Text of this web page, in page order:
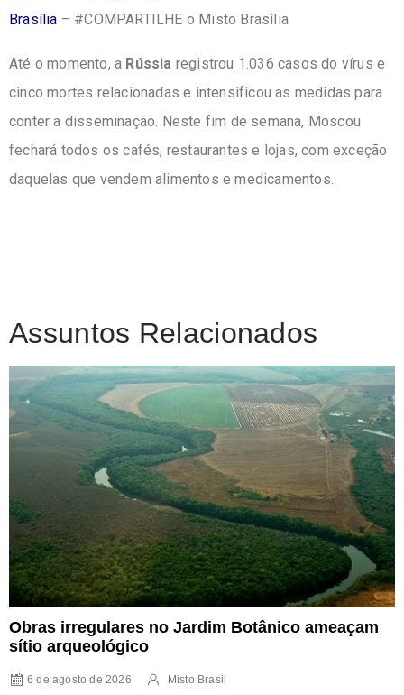
Brasília – #COMPARTILHE o Misto Brasília
Até o momento, a Rússia registrou 1.036 casos do vírus e
cinco mortes relacionadas e intensificou as medidas para
conter a disseminação. Neste fim de semana, Moscou
fechará todos os cafés, restaurantes e lojas, com exceção
daquelas que vendem alimentos e medicamentos.
Assuntos Relacionados
Obras irregulares no Jardim Botânico ameaçam
sítio arqueológico
6 de agosto de 2026 Misto Brasil